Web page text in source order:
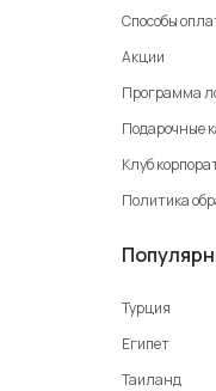
Способы
Акции
Программа
Подарочные
Клуб
Политика
Турция
Египет
Таиланд